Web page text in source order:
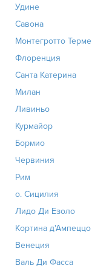
Удине
Савона
Монтегротто Терме
Флоренция
Санта Катерина
Милан
Ливиньо
Курмайор
Бормио
Червиния
Рим
о. Сицилия
Лидо Ди Езоло
Кортина д'Ампеццо
Венеция
Валь Ди Фасса